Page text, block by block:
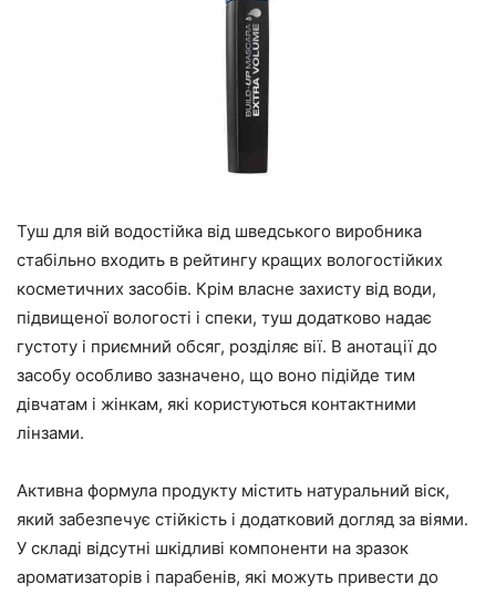
Туш для вій водостійка від шведського виробника
стабільно входить в рейтингу кращих вологостійких
косметичних засобів. Крім власне захисту від води,
підвищеної вологості і спеки, туш додатково надає
густоту і приємний обсяг, розділяє вії. В анотації до
засобу особливо зазначено, що воно підійде тим
дівчатам і жінкам, які користуються контактними
лінзами.
Активна формула продукту містить натуральний віск,
який забезпечує стійкість і додатковий догляд за віями.
У складі відсутні шкідливі компоненти на зразок
ароматизаторів і парабенів, які можуть привести до